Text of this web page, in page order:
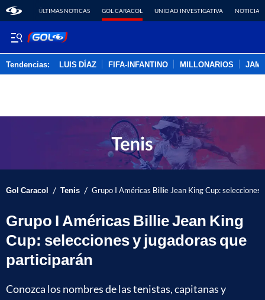
ÚLTIMAS NOTICAS GOL CARACOL UNIDAD INVESTIGATIVA NOTICIAS
Tendencias: LUIS DÍAZ FIFA-INFANTINO MILLONARIOS
Gol Caracol / Tenis / Grupo I Américas Billie Jean King Cup:
Grupo I Américas Billie Jean King
Cup: selecciones y jugadoras que
participarán
Conozca los nombres de las tenistas, capitanas y